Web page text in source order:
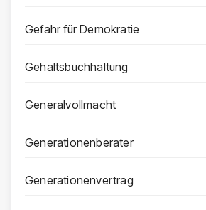
Gefahr für Demokratie
Gehaltsbuchhaltung
Generalvollmacht
Generationenberater
Generationenvertrag